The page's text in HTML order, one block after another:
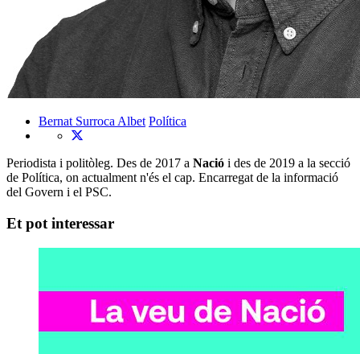
Bernat Surroca Albet Política
Periodista i politòleg. Des de 2017 a Nació i des de 2019 a la secció
de Política, on actualment n'és el cap. Encarregat de la informació
del Govern i el PSC.
Et pot interessar